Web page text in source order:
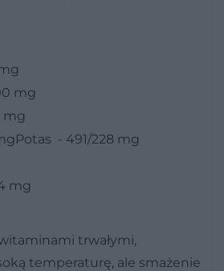
mg
mg
- 491/228 mg
mg
trwałymi,
temperaturę, ale smażenie